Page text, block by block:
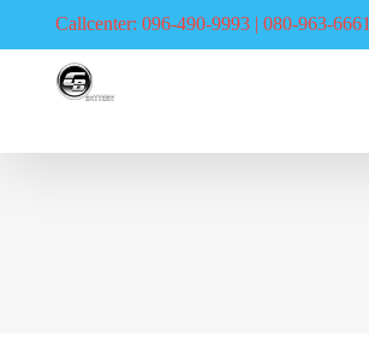
Callcenter: 096-490-9993 | 080-963-6661